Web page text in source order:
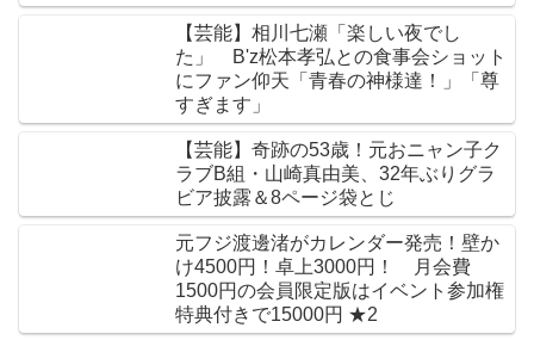
【芸能】相川七瀬「楽しい夜でし
た」 B'z松本孝弘との食事会ショット
にファン仰天「青春の神様達！」「尊
すぎます」
【芸能】奇跡の53歳！元おニャン子ク
ラブB組・山崎真由美、32年ぶりグラ
ビア披露＆8ページ袋とじ
元フジ渡邊渚がカレンダー発売！壁か
け4500円！卓上3000円！ 月会費
1500円の会員限定版はイベント参加権
特典付きで15000円 ★2